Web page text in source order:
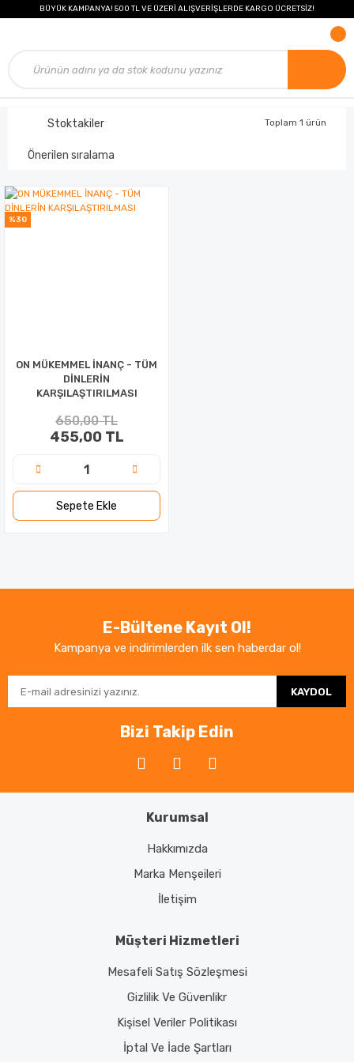
BÜYÜK KAMPANYA! 500 TL VE ÜZERİ ALIŞVERİŞLERDE KARGO ÜCRETSİZ!
Stoktakiler Toplam 1 ürün
%30
ON MÜKEMMEL İNANÇ - TÜM
DİNLERİN
KARŞILAŞTIRILMASI
650,00 TL
455,00 TL
Sepete Ekle
E-Bültene Kayıt Ol!
Kampanya ve indirimlerden ilk sen haberdar ol!
KAYDOL
Bizi Takip Edin
Kurumsal
Hakkımızda
Marka Menşeileri
İletişim
Müşteri Hizmetleri
Mesafeli Satış Sözleşmesi
Gizlilik Ve Güvenlikr
Kişisel Veriler Politikası
İptal Ve İade Şartları